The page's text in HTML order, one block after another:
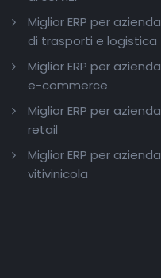
Miglior ERP per azienda
di trasporti e logistica
Miglior ERP per azienda
e-commerce
Miglior ERP per azienda
retail
Miglior ERP per azienda
vitivinicola